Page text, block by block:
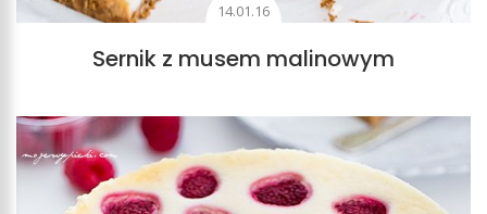
14.01.16
Sernik z musem malinowym